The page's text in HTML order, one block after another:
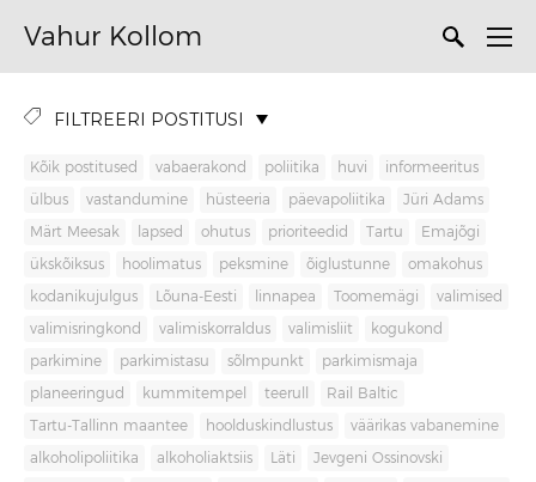
Vahur Kollom
FILTREERI POSTITUSI
Kõik postitused vabaerakond poliitika huvi informeeritus
ülbus vastandumine hüsteeria päevapoliitika Jüri Adams
Märt Meesak lapsed ohutus prioriteedid Tartu Emajõgi
ükskõiksus hoolimatus peksmine õiglustunne omakohus
kodanikujulgus Lõuna-Eesti linnapea Toomemägi valimised
valimisringkond valimiskorraldus valimisliit kogukond
parkimine parkimistasu sõlmpunkt parkimismaja
planeeringud kummitempel teerull Rail Baltic
Tartu-Tallinn maantee hoolduskindlustus väärikas vabanemine
alkoholipoliitika alkoholiaktsiis Läti Jevgeni Ossinovski